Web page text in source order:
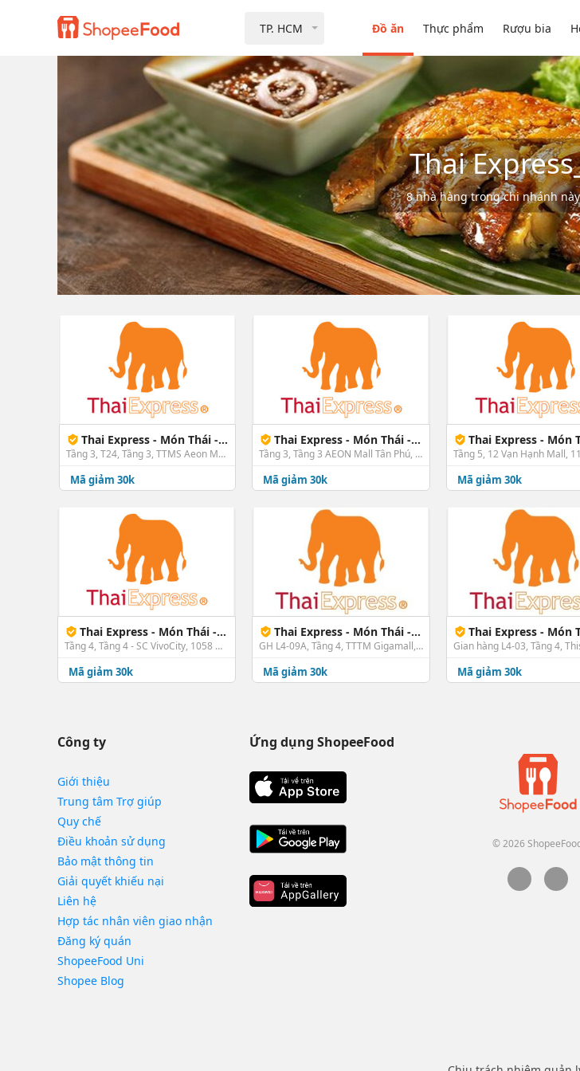
TP. HCM Đồ ăn Thực phẩm Rượu bia
Thai
8 nhà hàng trong chi nhánh
Thai Express - Món Thái - AEON Mall Bình Tân
Tầng 3, T24, Tầng 3, TTMS Aeon Mall Bình Tân - 01 Đướng số 17A, Khu phố 11, P. Bình Trị Đông B, Bình Tân, TP. HCM
Mã giảm 30k
Thai Express - Món Thái - AEON Mall Tân Phú
Tầng 3, Tầng 3 AEON Mall Tân Phú, 30 Bờ Bao Tân Thắng, P. Sơn Kỳ, Tân Phú, TP. HCM
Mã giảm 30k
Thai Express - Món Thái - Vạn
Mã giảm 30k
Thai Express - Món Thái - SC VivoCity
Tầng 4, Tầng 4 - SC VivoCity, 1058 Nguyễn Văn Linh, KP. 1, P. Tân Phong, Quận 7, TP. HCM
Mã giảm 30k
Thai Express - Món Thái - Gigamall
GH L4-09A, Tầng 4, TTTM Gigamall, Số 240-242 Phạm Văn Đồng, P. Hiệp Bình Chánh, Thành Phố Thủ Đức, TP. HCM
Mã giảm 30k
Thai Express - Món Thái - Thiso
Mã giảm 30k
Công ty
Giới thiệu
Trung tâm Trợ giúp
Quy chế
Điều khoản sử dụng
Bảo mật thông tin
Giải quyết khiếu nại
Liên hệ
Hợp tác nhân viên giao nhận
Đăng ký quán
ShopeeFood Uni
Shopee Blog
Ứng dụng ShopeeFood
© 2026